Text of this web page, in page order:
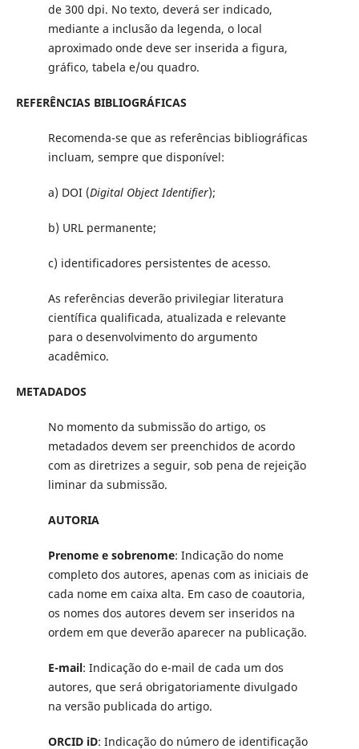
de 300 dpi. No texto, deverá ser indicado,
mediante a inclusão da legenda, o local
aproximado onde deve ser inserida a figura,
gráfico, tabela e/ou quadro.
REFERÊNCIAS BIBLIOGRÁFICAS
Recomenda-se que as referências bibliográficas
incluam, sempre que disponível:
a) DOI (Digital Object Identifier);
b) URL permanente;
c) identificadores persistentes de acesso.
As referências deverão privilegiar literatura
científica qualificada, atualizada e relevante
para o desenvolvimento do argumento
acadêmico.
METADADOS
No momento da submissão do artigo, os
metadados devem ser preenchidos de acordo
com as diretrizes a seguir, sob pena de rejeição
liminar da submissão.
AUTORIA
Prenome e sobrenome: Indicação do nome
completo dos autores, apenas com as iniciais de
cada nome em caixa alta. Em caso de coautoria,
os nomes dos autores devem ser inseridos na
ordem em que deverão aparecer na publicação.
E-mail: Indicação do e-mail de cada um dos
autores, que será obrigatoriamente divulgado
na versão publicada do artigo.
ORCID iD: Indicação do número de identificação